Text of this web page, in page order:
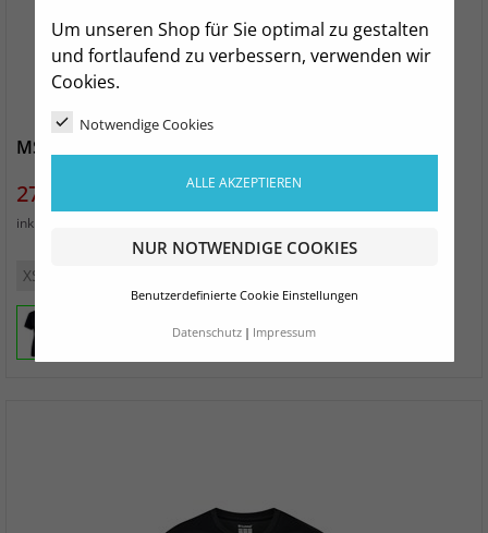
Um unseren Shop für Sie optimal zu gestalten
und fortlaufend zu verbessern, verwenden wir
Cookies.
Notwendige Cookies
ALLE AKZEPTIEREN
NUR NOTWENDIGE COOKIES
Benutzerdefinierte Cookie Einstellungen
Datenschutz Impressum
MSV Handball Dresden T-Shirt Sommercup Damen
Preis
27,00 €
inkl. MwSt.
XS